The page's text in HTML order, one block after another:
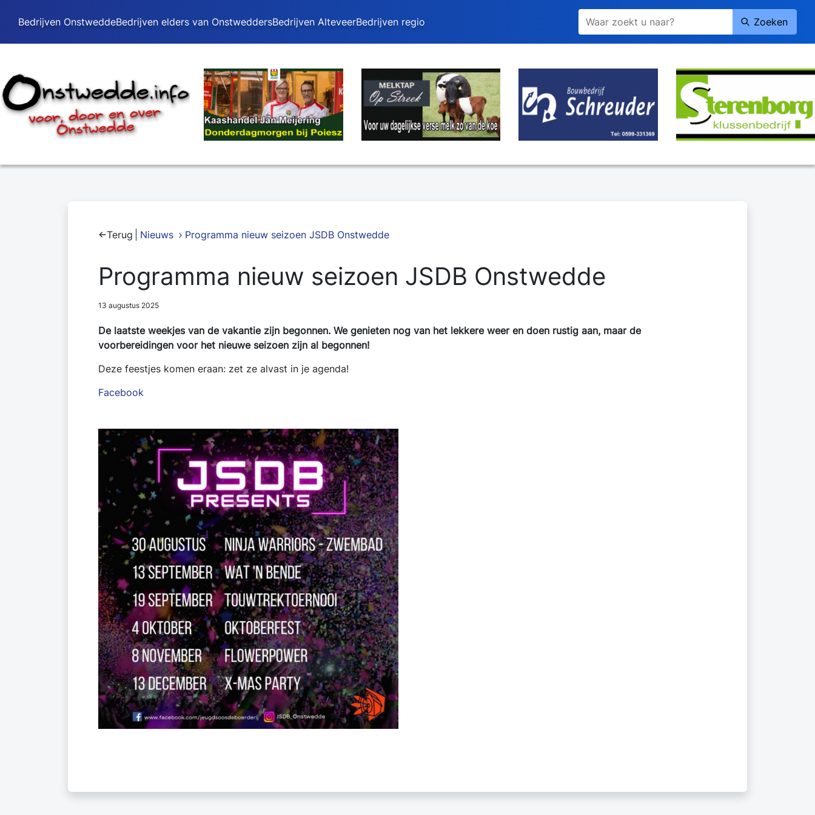
Bedrijven OnstweddeBedrijven elders van OnstweddersBedrijven AlteveerBedrijven regio
Terug Nieuws Programma nieuw seizoen JSDB Onstwedde
Programma nieuw seizoen JSDB Onstwedde
13 augustus 2025
De laatste weekjes van de vakantie zijn begonnen. We genieten nog van het lekkere weer en doen rustig aan, maar de
voorbereidingen voor het nieuwe seizoen zijn al begonnen!
Deze feestjes komen eraan: zet ze alvast in je agenda!
Facebook